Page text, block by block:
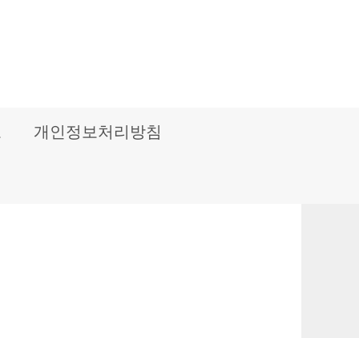
개인정보처리방침